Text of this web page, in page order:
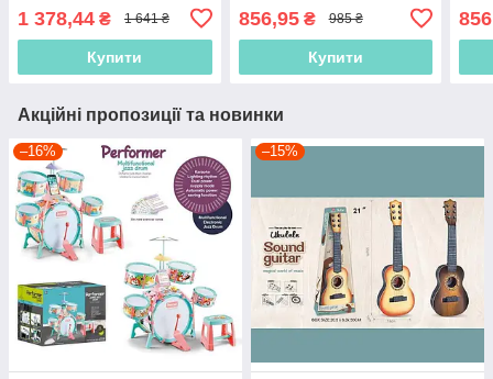
1 378,44 ₴ 1 641 ₴
Купити
стільчик
856,95₴ 985 ₴
Купити
Акційні пропозиції та новинки
–16% –15%